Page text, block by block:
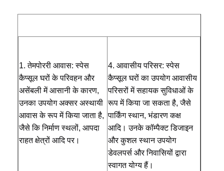
गुणवत्ता नियंत्रण हमसे संपर्क करें समाचार अब बात करें
आपूर्ति क्षमता 3 यूनिट/यूनिट प्रति सप्ताह
1. तेमपोररी आवास: स्पेस
कैप्सूल घरों के परिवहन और
असेंबली में आसानी के कारण,
उनका उपयोग अक्सर अस्थायी
आवास के रूप में किया जाता है,
जैसे कि निर्माण स्थलों, आपदा
राहत क्षेत्रों आदि पर।
4. आवासीय परिसर: स्पेस
कैप्सूल घरों का उपयोग आवासीय
परिसरों में सहायक सुविधाओं के
रूप में किया जा सकता है, जैसे
पार्किंग स्थान, भंडारण कक्ष
आदि। उनके कॉम्पैक्ट डिजाइन
और कुशल स्थान उपयोग
डेवलपर्स और निवासियों द्वारा
स्वागत योग्य हैं।